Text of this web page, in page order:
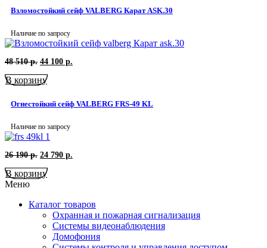
410
р..
р..
Взломостойкий сейф VALBERG Карат ASK.30
Наличие по запросу
48 510р. Первоначальная
составляла
510
р..
44 100 р.
р..
В корзину
Огнестойкий сейф VALBERG FRS-49 KL
Наличие по запросу
26 190р. Первоначальная
составляла
р..
24 790 р.
В корзину
Меню
Каталог товаров
Охранная и пожарная сигнализация
Системы видеонаблюдения
Домофония